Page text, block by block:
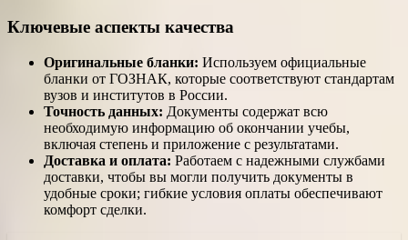
Ключевые аспекты качества
Оригинальные бланки: Используем официальные
бланки от ГОЗНАК, которые соответствуют стандартам
вузов и институтов в России.
Точность данных: Документы содержат всю
необходимую информацию об окончании учебы,
включая степень и приложение с результатами.
Доставка и оплата: Работаем с надежными службами
доставки, чтобы вы могли получить документы в
удобные сроки; гибкие условия оплаты обеспечивают
комфорт сделки.